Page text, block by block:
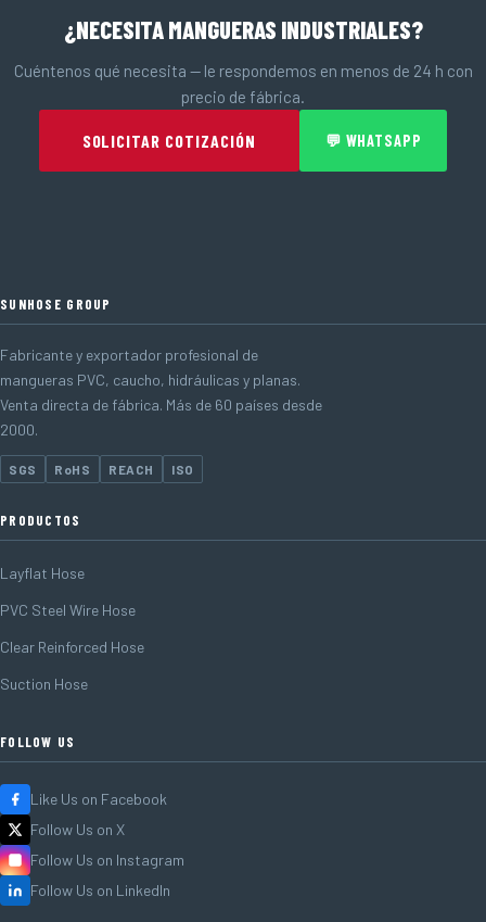
¿NECESITA MANGUERAS INDUSTRIALES?
Cuéntenos qué necesita — le respondemos en menos de 24 h con
precio de fábrica.
SOLICITAR COTIZACIÓN 💬 WHATSAPP
SUNHOSE GROUP
Fabricante y exportador profesional de
mangueras PVC, caucho, hidráulicas y planas.
Venta directa de fábrica. Más de 60 países desde
2000.
SGS RoHS REACH ISO
PRODUCTOS
Layflat Hose
PVC Steel Wire Hose
Clear Reinforced Hose
Suction Hose
FOLLOW US
Like Us on Facebook
Follow Us on X
Follow Us on Instagram
Follow Us on LinkedIn